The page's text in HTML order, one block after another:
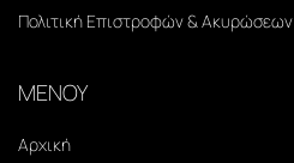
Πολιτική Επιστροφών & Ακυρώσεων
ΜΕΝΟΥ
Αρχική